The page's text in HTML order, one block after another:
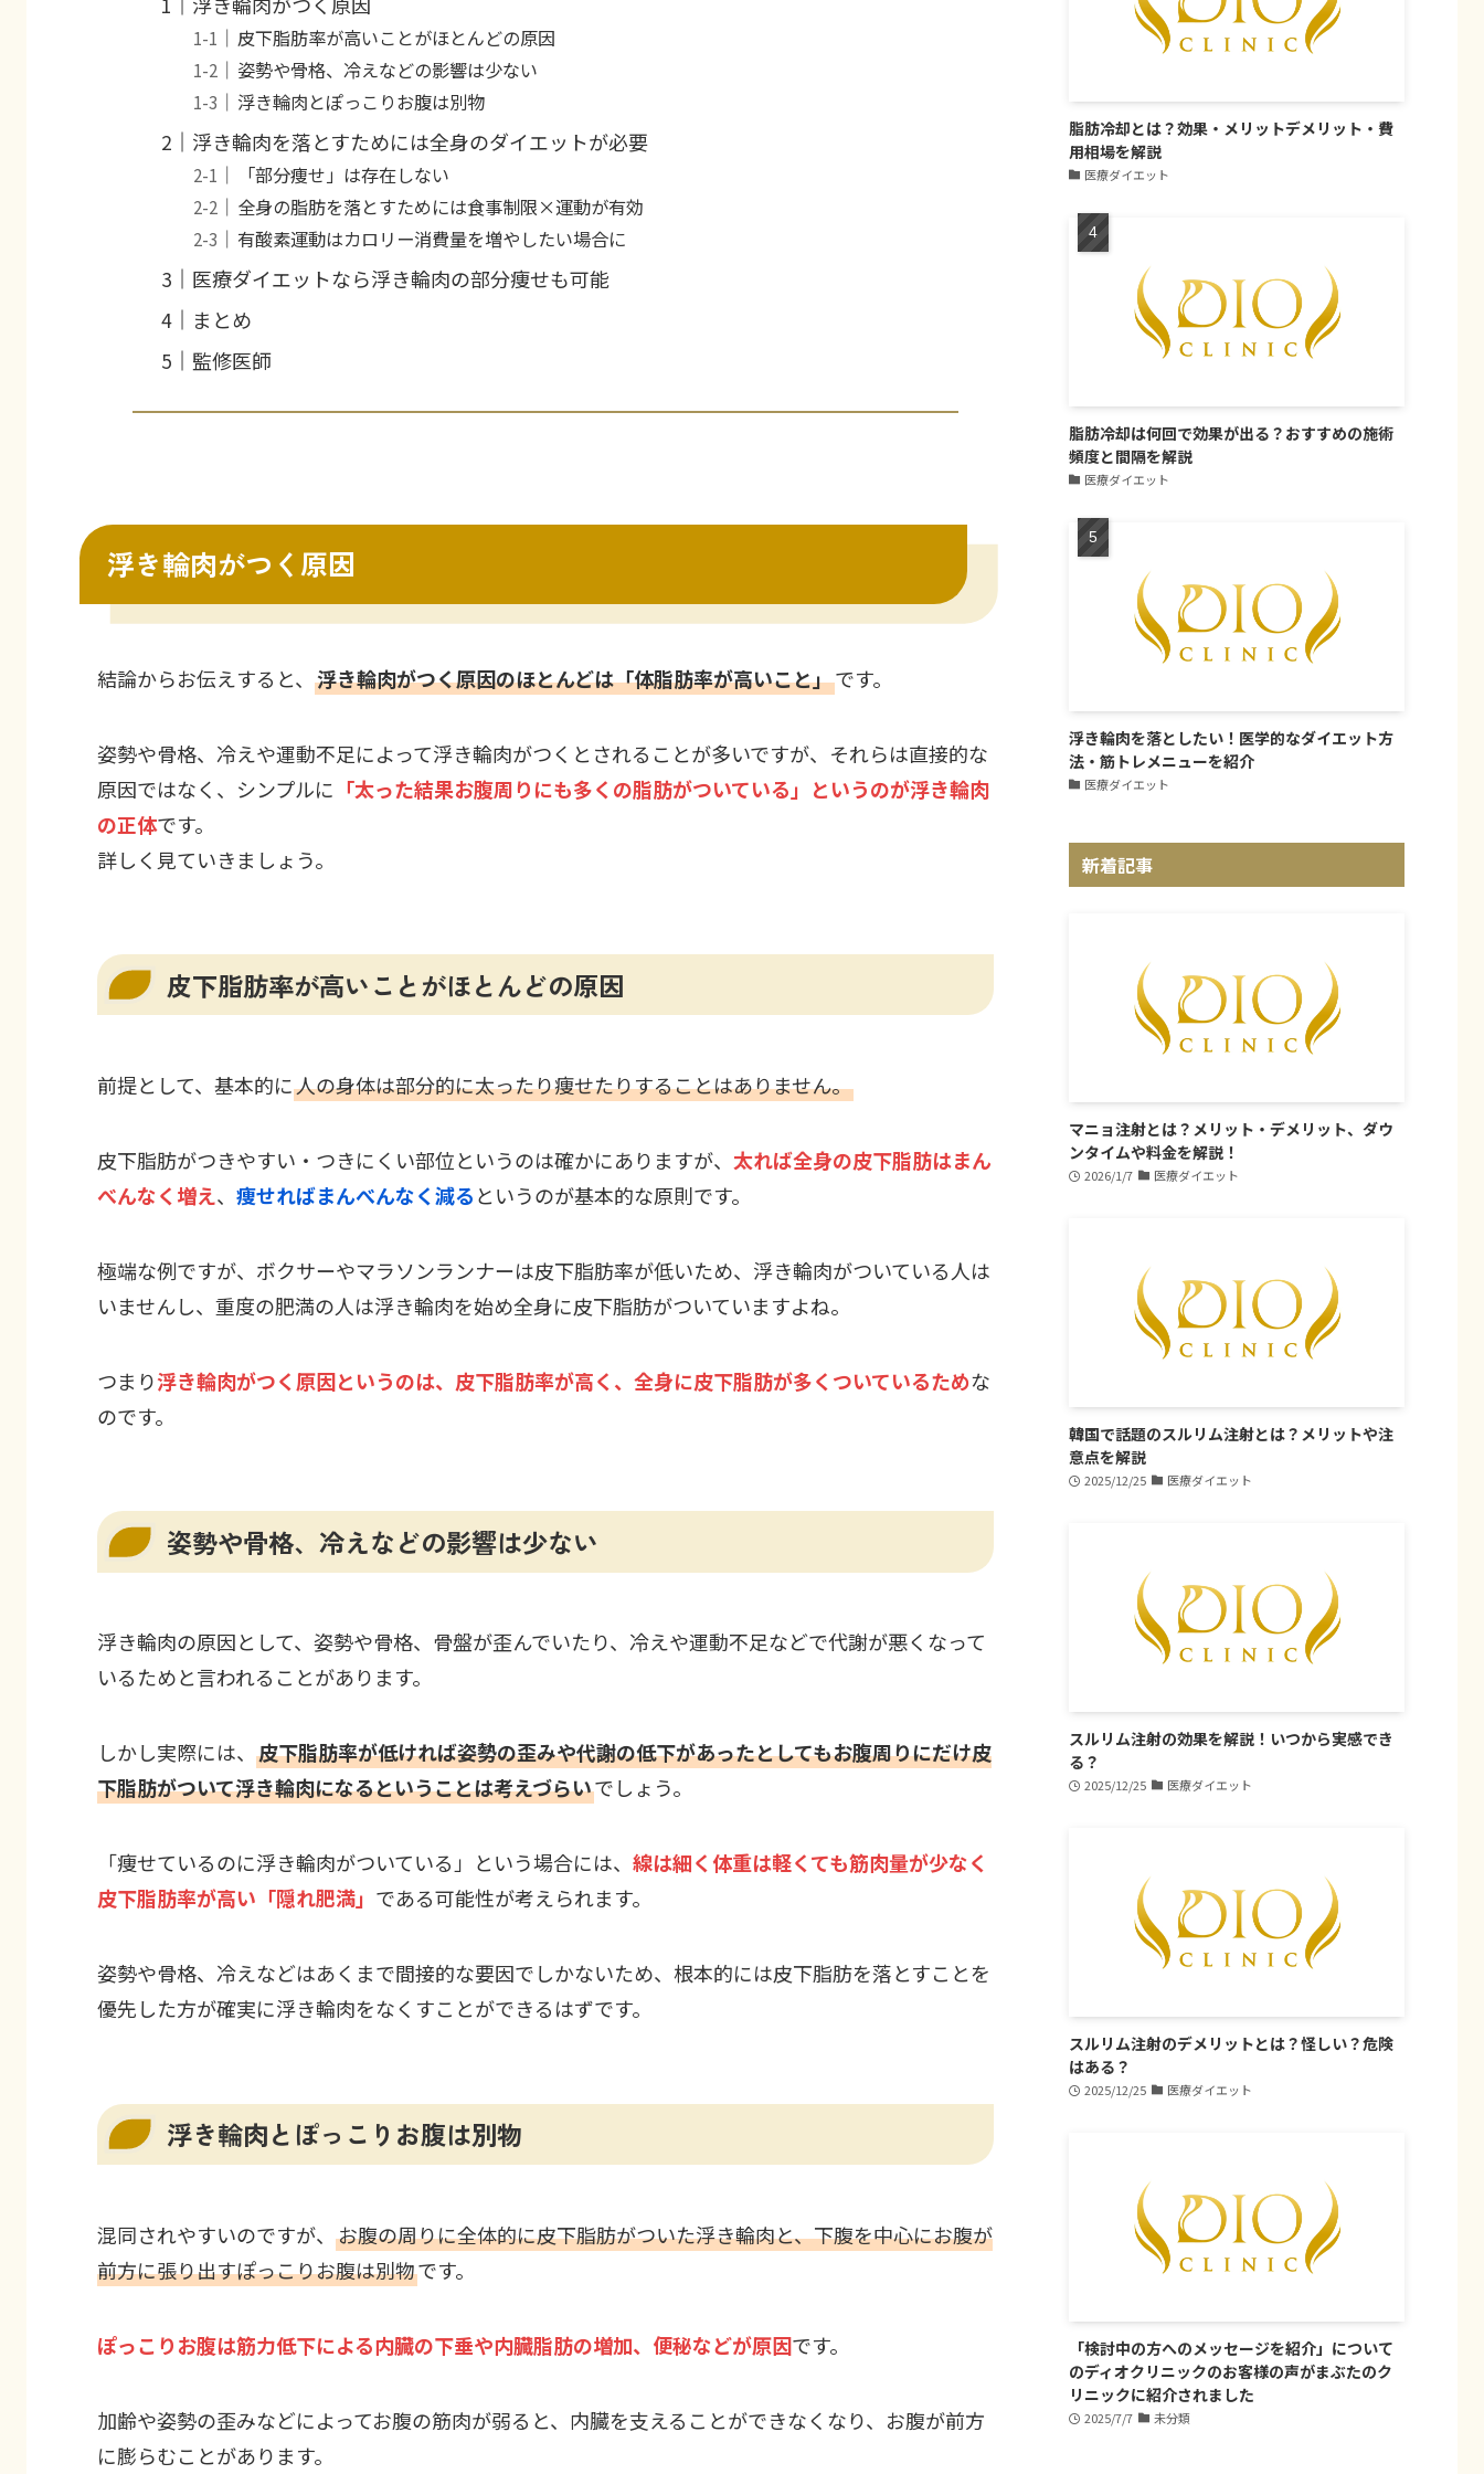
皮下脂肪率が高いことがほとんどの原因
姿勢や骨格、冷えなどの影響は少ない
浮き輪肉とぽっこりお腹は別物
浮き輪肉を落とすためには全身のダイエットが必要
「部分痩せ」は存在しない
全身の脂肪を落とすためには食事制限×運動が有効
有酸素運動はカロリー消費量を増やしたい場合に
医療ダイエットなら浮き輪肉の部分痩せも可能
まとめ
監修医師
浮き輪肉がつく原因
結論からお伝えすると、 浮き輪肉がつく原因のほとんどは「体脂肪率が高いこと」です。
姿勢や骨格、冷えや運動不足によって浮き輪肉がつくとされることが多いですが、それらは直接的な
原因ではなく、シンプルに 「太った結果お腹周りにも多くの脂肪がついている」というのが浮き輪肉
の正体です。
詳しく見ていきましょう。
皮下脂肪率が高いことがほとんどの原因
前提として、基本的に人の身体は部分的に太ったり痩せたりすることはありません。
皮下脂肪がつきやすい・つきにくい部位というのは確かにありますが、 太れば全身の皮下脂肪はまん
べんなく増え、 痩せればまんべんなく減るというのが基本的な原則です。
極端な例ですが、ボクサーやマラソンランナーは皮下脂肪率が低いため、浮き輪肉がついている人は
いませんし、重度の肥満の人は浮き輪肉を始め全身に皮下脂肪がついていますよね。
つまり浮き輪肉がつく原因というのは、皮下脂肪率が高く、全身に皮下脂肪が多くついているためな
のです。
姿勢や骨格、冷えなどの影響は少ない
浮き輪肉の原因として、姿勢や骨格、骨盤が歪んでいたり、冷えや運動不足などで代謝が悪くなって
いるためと言われることがあります。
しかし実際には、 皮下脂肪率が低ければ姿勢の歪みや代謝の低下があったとしてもお腹周りにだけ皮
下脂肪がついて浮き輪肉になるということは考えづらいでしょう。
「痩せているのに浮き輪肉がついている」という場合には、 線は細く体重は軽くても筋肉量が少なく
皮下脂肪率が高い「隠れ肥満」 である可能性が考えられます。
姿勢や骨格、冷えなどはあくまで間接的な要因でしかないため、根本的には皮下脂肪を落とすことを
優先した方が確実に浮き輪肉をなくすことができるはずです。
浮き輪肉とぽっこりお腹は別物
混同されやすいのですが、 お腹の周りに全体的に皮下脂肪がついた浮き輪肉と、下腹を中心にお腹が
前方に張り出すぽっこりお腹は別物です。
ぽっこりお腹は筋力低下による内臓の下垂や内臓脂肪の増加、便秘などが原因です。
加齢や姿勢の歪みなどによってお腹の筋肉が弱ると、内臓を支えることができなくなり、お腹が前方
に膨らむことがあります。
脂肪冷却とは？効果・メリットデメリット・費
用相場を解説
医療ダイエット
脂肪冷却は何回で効果が出る？おすすめの施術
頻度と間隔を解説
医療ダイエット
浮き輪肉を落としたい！医学的なダイエット方
法・筋トレメニューを紹介
医療ダイエット
新着記事
マニョ注射とは？メリット・デメリット、ダウ
ンタイムや料金を解説！
2026/1/7 医療ダイエット
韓国で話題のスルリム注射とは？メリットや注
意点を解説
2025/12/25 医療ダイエット
スルリム注射の効果を解説！いつから実感でき
る？
2025/12/25 医療ダイエット
スルリム注射のデメリットとは？怪しい？危険
はある？
2025/12/25 医療ダイエット
「検討中の方へのメッセージを紹介」について
のディオクリニックのお客様の声がまぶたのク
リニックに紹介されました
2025/7/7 未分類